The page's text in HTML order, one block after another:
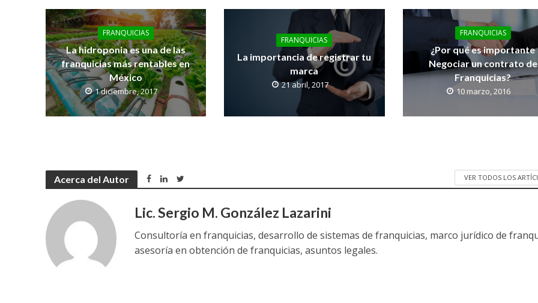
FRANQUICIAS
La hidroponia es una de las
franquicias más rentables en
México
1 diciembre, 2017
FRANQUICIAS
La importancia de registrar tu
marca
21 abril, 2017
FRANQUICIAS
¿Por qué es importante
Negociar un contrato de
Franquicias?
10 marzo, 2016
Acerca del Autor VER TODOS LOS
Lic. Sergio M. González Lazarini
Consultoría en franquicias, desarrollo de sistemas de franquicias, marco jurídico de
asesoría en obtención de franquicias, asuntos legales.